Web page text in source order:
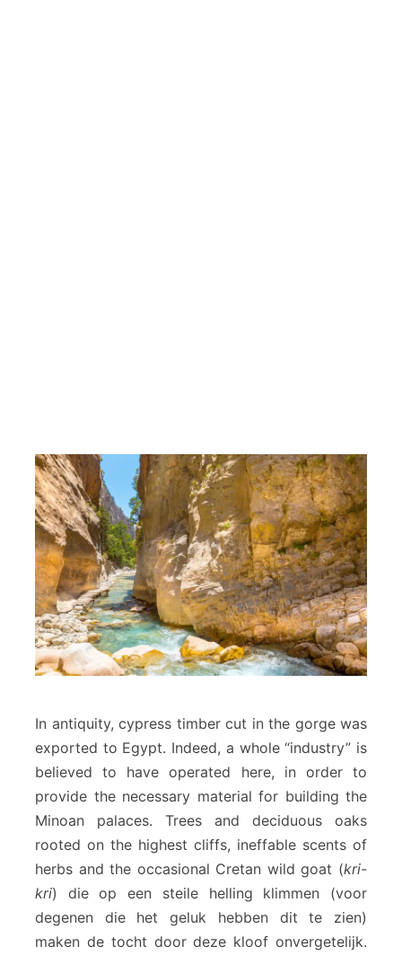
In antiquity, cypress timber cut in the gorge was
exported to Egypt. Indeed, a whole “industry” is
believed to have operated here, in order to
provide the necessary material for building the
Minoan palaces. Trees and deciduous oaks
rooted on the highest cliffs, ineffable scents of
herbs and the occasional Cretan wild goat (kri-
kri) die op een steile helling klimmen (voor
degenen die het geluk hebben dit te zien)
maken de tocht door deze kloof onvergetelijk.